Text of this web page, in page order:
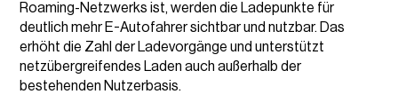
Roaming-Netzwerks ist, werden die Ladepunkte für
deutlich mehr E-Autofahrer sichtbar und nutzbar. Das
erhöht die Zahl der Ladevorgänge und unterstützt
netzübergreifendes Laden auch außerhalb der
bestehenden Nutzerbasis.